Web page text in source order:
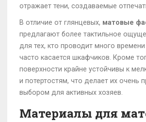
отражает тени, создаваемые
В отличие от глянцевых, матовые
предлагают более тактильное
для тех, кто проводит много времени
часто касается шкафчиков. Кроме
поверхности крайне устойчивы к
и потертостям, что делает их очень
выбором для активных хозяев.
Материалы для